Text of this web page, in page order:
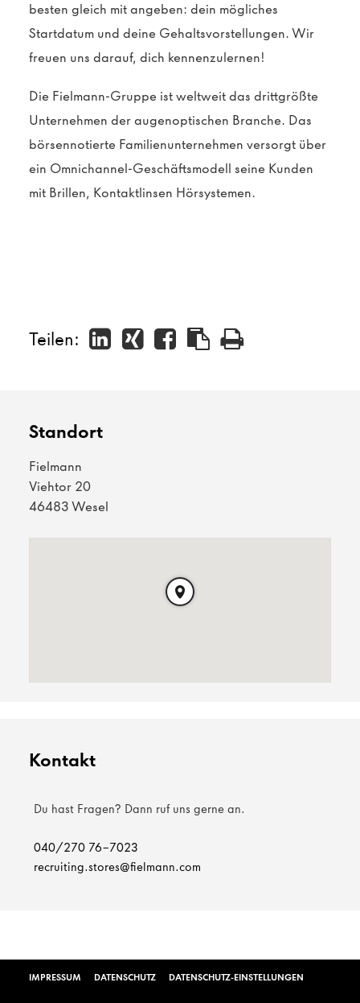
besten gleich mit angeben: dein mögliches
Startdatum und deine Gehaltsvorstellungen. Wir
freuen uns darauf, dich kennenzulernen!
Die Fielmann-Gruppe ist weltweit das drittgrößte
Unternehmen der augenoptischen Branche. Das
börsennotierte Familienunternehmen versorgt über
ein Omnichannel-Geschäftsmodell seine Kunden
mit Brillen, Kontaktlinsen Hörsystemen.
Teilen:
Standort
Fielmann
Viehtor 20
46483 Wesel
Kontakt
Du hast Fragen? Dann ruf uns gerne an.
040/270 76-7023
recruiting.stores@fielmann.com
IMPRESSUM DATENSCHUTZ DATENSCHUTZ-EINSTELLUNGEN